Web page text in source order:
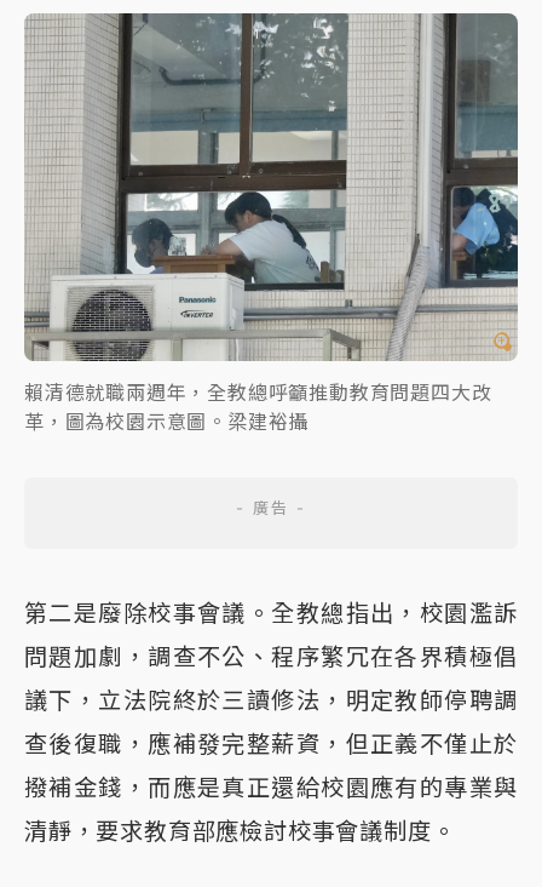
賴清德就職兩週年，全教總呼籲推動教育問題四大改
革，圖為校園示意圖。梁建裕攝
第二是廢除校事會議。全教總指出，校園濫訴
問題加劇，調查不公、程序繁冗在各界積極倡
議下，立法院終於三讀修法，明定教師停聘調
查後復職，應補發完整薪資，但正義不僅止於
撥補金錢，而應是真正還給校園應有的專業與
清靜，要求教育部應檢討校事會議制度。